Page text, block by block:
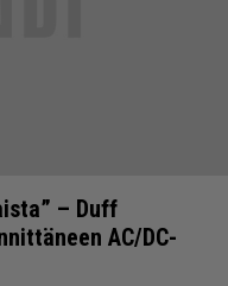
– Duff
AC/DC-